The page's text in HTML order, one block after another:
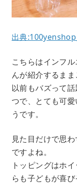
出典
こちらはインフ
んが紹介するまま
以前もバズって
つで、とても可
うです。
見た目だけで思
ですよね。
トッピングはホ
らも子どもが喜